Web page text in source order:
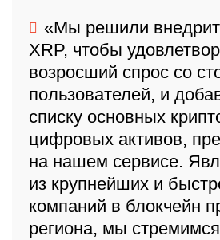
«Мы решили
XRP, чтобы
возросший спрос со
пользователей, и
списку основных
цифровых активов,
на нашем сервисе.
из крупнейших и
компаний в блокчейн
региона, мы стремимся